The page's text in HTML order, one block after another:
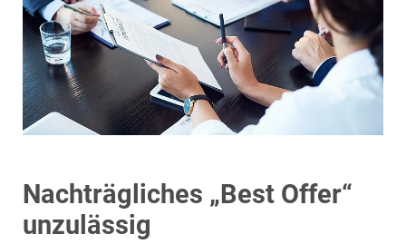
Nachträgliches „Best Offer“
unzulässig